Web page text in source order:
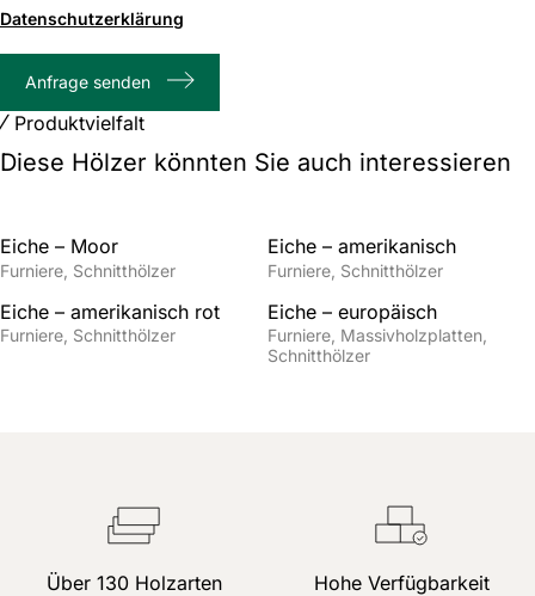
von
max.
Zeichenanzahl
Datenschutzerklärung
Anfrage senden
Produktvielfalt
Diese Hölzer könnten Sie auch interessieren
Eiche – Moor
Furniere Schnitthölzer
Eiche – amerikanisch
Furniere Schnitthölzer
Eiche – amerikanisch rot
Furniere Schnitthölzer
Eiche – europäisch
Furniere Massivholzplatten
Schnitthölzer
Über 130 Holzarten Hohe Verfügbarkeit